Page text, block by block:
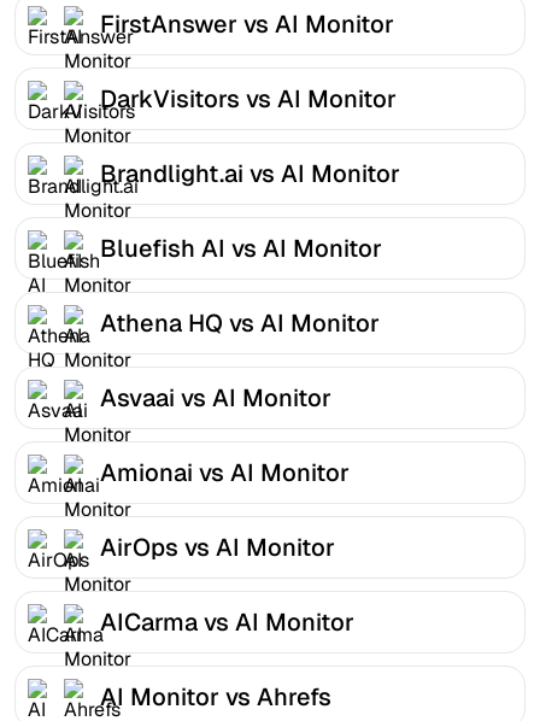
FirstAnswer vs AI Monitor
DarkVisitors vs AI Monitor
Brandlight.ai vs AI Monitor
Bluefish AI vs AI Monitor
Athena HQ vs AI Monitor
Asvaai vs AI Monitor
Amionai vs AI Monitor
AirOps vs AI Monitor
AICarma vs AI Monitor
AI Monitor vs Ahrefs